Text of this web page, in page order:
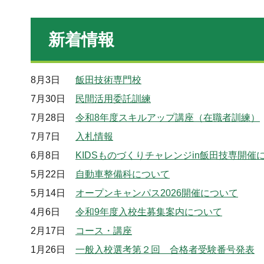
新着情報
8月3日
飯田技術専門校
7月30日
民間活用委託訓練
7月28日
令和8年度スキルアップ講座（在職者訓練）
7月7日
入札情報
6月8日
KIDSものづくりチャレンジin飯田技専開催
5月22日
自動車整備科について
5月14日
オープンキャンパス2026開催について
4月6日
令和9年度入校生募集案内について
2月17日
コース・講座
1月26日
一般入校選考第２回 合格者受験番号発表